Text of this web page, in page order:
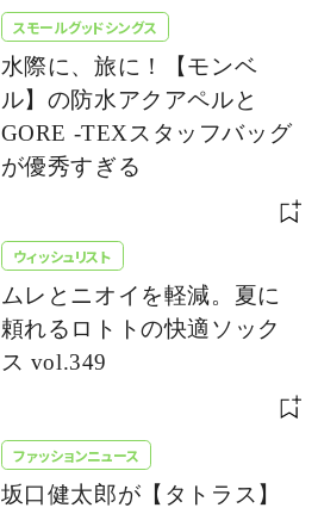
スモールグッドシングス
水際に、旅に！【モンベ
ル】の防水アクアペルと
GORE -TEXスタッフバッグ
が優秀すぎる
ウィッシュリスト
ムレとニオイを軽減。夏に
頼れるロトトの快適ソック
ス vol.349
ファッションニュース
坂口健太郎が【タトラス】